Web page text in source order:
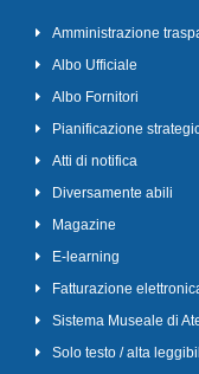
Amministrazione
Albo Ufficiale
Albo Fornitori
Pianificazione
Atti di notifica
Diversamente abili
Magazine
E-learning
Fatturazione
Sistema Museale di
Solo testo / alta